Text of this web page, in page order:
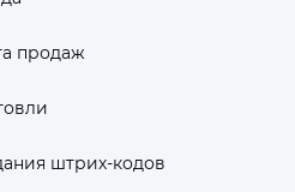
продаж
штрих-кодов